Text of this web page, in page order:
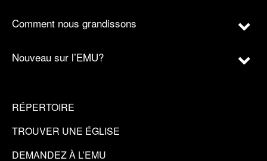
Comment nous grandissons
Nouveau sur l’EMU?
RÉPERTOIRE
TROUVER UNE ÉGLISE
DEMANDEZ À L’EMU